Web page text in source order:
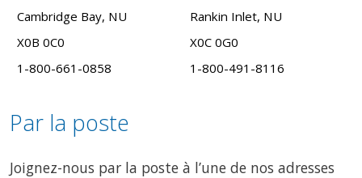
Cambridge Bay, NU
X0B 0C0
1-800-661-0858
Rankin Inlet, NU
X0C 0G0
1-800-491-8116
Par la poste
Joignez-nous par la poste à l’une de nos adresses